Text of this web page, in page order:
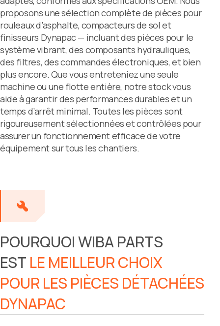
proposons une sélection complète de pièces pour
rouleaux d’asphalte, compacteurs de sol et
finisseurs Dynapac — incluant des pièces pour le
système vibrant, des composants hydrauliques,
des filtres, des commandes électroniques, et bien
plus encore. Que vous entreteniez une seule
machine ou une flotte entière, notre stock vous
aide à garantir des performances durables et un
temps d’arrêt minimal. Toutes les pièces sont
rigoureusement sélectionnées et contrôlées pour
assurer un fonctionnement efficace de votre
équipement sur tous les chantiers.
POURQUOI WIBA PARTS
EST LE MEILLEUR CHOIX
POUR LES PIÈCES DÉTACHÉES
DYNAPAC